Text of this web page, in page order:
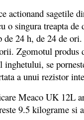
actionand sagetile
o singura treapta
24 h, de 24 de
Zgomotul produs
inghetului, se
a unui rezistor
Meaco UK 12L
9.5 kilograme